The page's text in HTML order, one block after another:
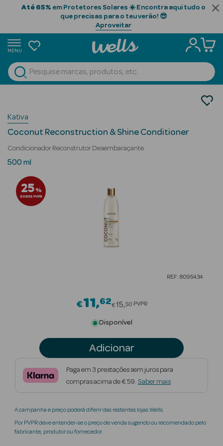
Até 65% em Protetores Solares ☀️ Encontra aqui tudo o
que precisas para o teu verão! 😎
Aproveitar
MENU
Ver Tudo
Beauty Season
Cabelo
Beauty Season
Beauty Season
Cosmética
Beauty Season
Nutricosmética
Perfumes
Beauty Season
Condicionadores
Kativa
Coconut Reconstruction & Shine Conditioner
Condicionador Reconstrutor Desembaraçante
500 ml
25%
SOBRE PVPR
REF: 8095434
€11 62Price reduced from
€15 50 PVPR
Disponível
Adicionar
Paga em 3 prestações sem juros para
compras acima de € 59. Saber mais
A campanha e preço poderá diferir das restantes lojas Wells.
Por PVPR deve entender-se o preço de venda sugerido ou recomendado pelo
fabricante, produtor ou fornecedor.